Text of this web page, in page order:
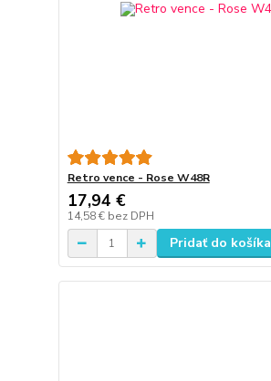
Retro vence - Rose W48R
17,94 €
14,58 € bez DPH
Pridať do košíka